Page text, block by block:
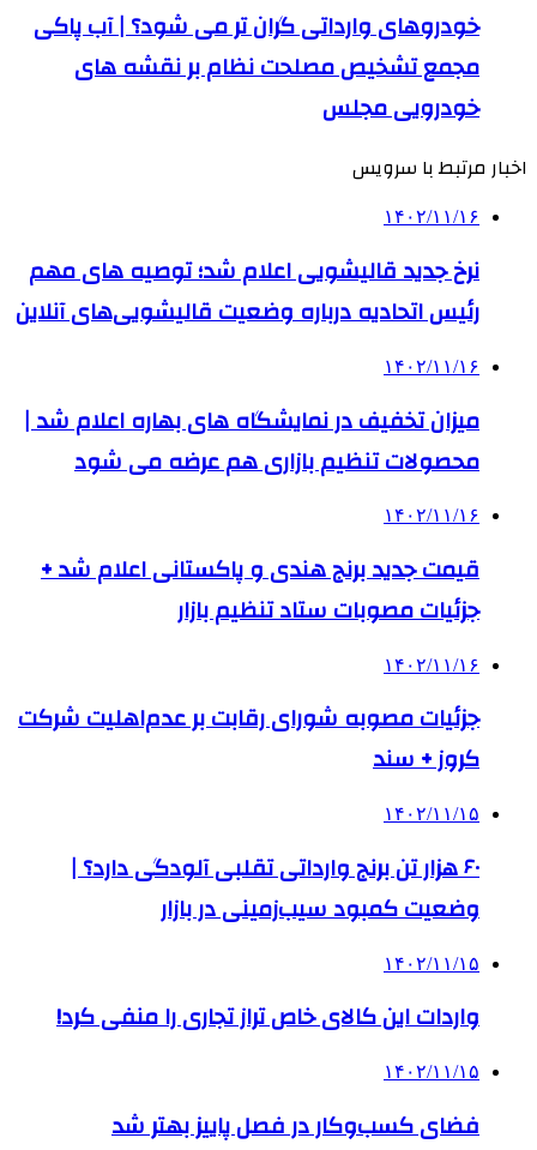
خودروهای وارداتی گران تر می شود؟ | آب پاکی
مجمع تشخیص مصلحت نظام بر نقشه‌ های
خودرویی مجلس
اخبار مرتبط با سرویس
۱۴۰۲/۱۱/۱۶
نرخ جدید قالیشویی اعلام شد؛ توصیه های مهم
رئیس اتحادیه درباره وضعیت قالیشویی‌های آنلاین
۱۴۰۲/۱۱/۱۶
میزان تخفیف در نمایشگاه‌ های بهاره اعلام شد |
محصولات تنظیم بازاری هم عرضه می شود
۱۴۰۲/۱۱/۱۶
قیمت جدید برنج هندی و پاکستانی اعلام شد +
جزئیات مصوبات ستاد تنظیم بازار
۱۴۰۲/۱۱/۱۶
جزئیات مصوبه شورای رقابت بر عدم‌اهلیت شرکت
کروز + سند
۱۴۰۲/۱۱/۱۵
۶۰ هزار تن برنج وارداتی تقلبی آلودگی دارد؟ |
وضعیت کمبود سیب‌زمینی در بازار
۱۴۰۲/۱۱/۱۵
واردات این کالای خاص تراز تجاری را منفی کرد!
۱۴۰۲/۱۱/۱۵
فضای کسب‌وکار در فصل پاییز بهتر شد